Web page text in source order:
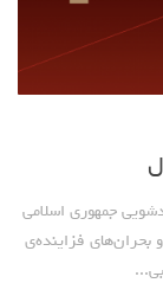
جمهوری اسلامی
فزاینده‌ی